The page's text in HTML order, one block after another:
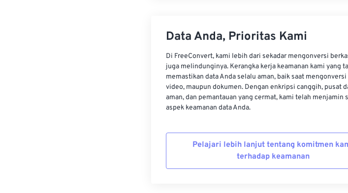
Data Anda, Prioritas Kami
Di FreeConvert, kami lebih dari sekadar mengonversi
juga melindunginya. Kerangka kerja keamanan kami yang
memastikan data Anda selalu aman, baik saat mengonversi
video, maupun dokumen. Dengan enkripsi canggih, pusat
aman, dan pemantauan yang cermat, kami telah menjamin
aspek keamanan data Anda.
Pelajari lebih lanjut tentang komitmen
terhadap keamanan